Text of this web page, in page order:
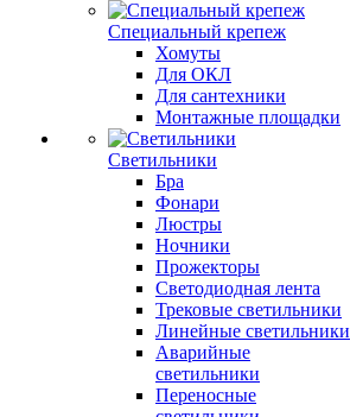
Специальный крепеж
Хомуты
Для ОКЛ
Для сантехники
Монтажные площадки
Светильники
Бра
Фонари
Люстры
Ночники
Прожекторы
Светодиодная лента
Трековые светильники
Линейные светильники
Аварийные
светильники
Переносные